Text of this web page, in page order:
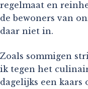
regelmaat en
de bewoners van
daar niet in.
Zoals sommigen
ik tegen het
dagelijks een